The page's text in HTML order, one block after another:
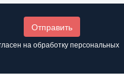
на обработкуперсональных